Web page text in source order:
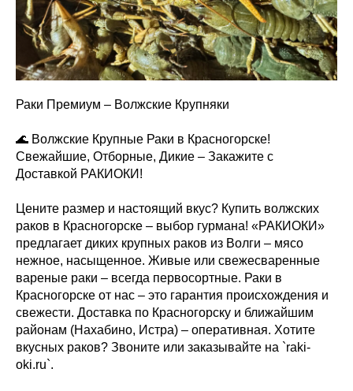
Раки Премиум – Волжские Крупняки
🌊 Волжские Крупные Раки в Красногорске!
Свежайшие, Отборные, Дикие – Закажите с
Доставкой РАКИОКИ!
Цените размер и настоящий вкус? Купить волжских
раков в Красногорске – выбор гурмана! «РАКИОКИ»
предлагает диких крупных раков из Волги – мясо
нежное, насыщенное. Живые или свежесваренные
вареные раки – всегда первосортные. Раки в
Красногорске от нас – это гарантия происхождения и
свежести. Доставка по Красногорску и ближайшим
районам (Нахабино, Истра) – оперативная. Хотите
вкусных раков? Звоните или заказывайте на `raki-
oki.ru`.